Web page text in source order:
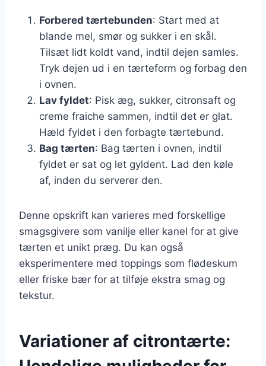
Forbered tærtebunden: Start med at
blande mel, smør og sukker i en skål.
Tilsæt lidt koldt vand, indtil dejen samles.
Tryk dejen ud i en tærteform og forbag den
i ovnen.
Lav fyldet: Pisk æg, sukker, citronsaft og
creme fraiche sammen, indtil det er glat.
Hæld fyldet i den forbagte tærtebund.
Bag tærten: Bag tærten i ovnen, indtil
fyldet er sat og let gyldent. Lad den køle
af, inden du serverer den.
Denne opskrift kan varieres med forskellige
smagsgivere som vanilje eller kanel for at give
tærten et unikt præg. Du kan også
eksperimentere med toppings som flødeskum
eller friske bær for at tilføje ekstra smag og
tekstur.
Variationer af citrontærte: